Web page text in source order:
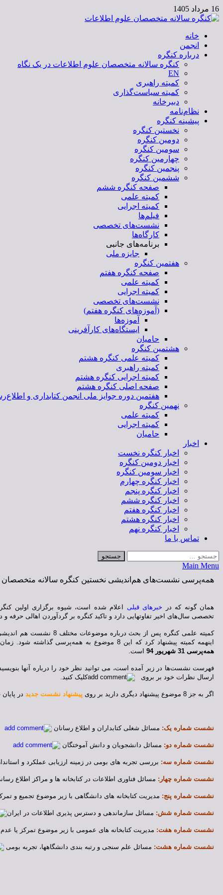
16 مرداد 1405
کنگره سالانه متخصصان علوم اطلاعات
خانه
انجمن
درباره کنگره
کنگره سالانه متخصصان علوم اطلاعات در یک نگاه
EN
کمیته راهبری
کمیته سیاست‌گذاری
دبیرخانه
نظام‌نامه
پیشینه کنگره
نخستین کنگره
دومین کنگره
سومین کنگره
چهارمین کنگره
پنجمین کنگره
ششمین کنگره
صفحه کنگره ششم
کمیته علمی
کمیته اجرایی
فیلم‌ها
نشست‌های تخصصی
کارگاه‌ها
برنامه‌های جانبی
جایزه ملی
هفتمین کنگره
صفحه کنگره هفتم
کمیته علمی
کمیته اجرایی
نشست‌های تخصصی
(آموزه‌های کنگره هفتم)
آموزه‌ها
ایستگاه‌های کارآفرینی
حامیان
هشتمین کنگره
کمیته علمی کنگره هشتم
کمیته راهبری
کمیته اجرایی کنگره هشتم
صفحه اصلی کنگره هشتم
هفتمین دوره جوایز ملی انجمن کتابداری و
نهمین کنگره
کمیته علمی
کمیته اجرایی
حامیان
اخبار
اخبار کنگره نخست
اخبار دومین کنگره
اخبار سومین کنگره
اخبار کنگره چهارم
اخبار کنگره پنجم
اخبار کنگره ششم
اخبار کنگره هفتم
اخبار کنگره هشتم
اخبار کنگره نهم
تماس با ما
Main Menu
همه‌پرسی نشست‌های هم‌اندیشی نخستین کنگره سالانه متخصصان
همان گونه که در خبرهای قبلی اعلام شده است، شیوه برگزاری اولین
تخصصی سال‌های اخیر تفاوتهایی دارد و تاکید کنگره بر گردآوردن اهالی
کمیته علمی کنگره پس از بحث درباره موضوعات مختلف 8 نشست هم اندیشی پیشنهاد کرده که در
اینهمه کمیته پیشنهاد کرد که این 8 موضوع به همه‌پرسی گذاشته شود. زمان آغاز همه‌پرسی روز
همه‌پرسی 31 شهریور
94 است.
فهرست نشست‌ها در زیر آمده است، می توانید نظر خود را درباره آنها
ارسال نظرات خود بر بروی کلیک کنید.
اگر به جز 8 موضوع پیشنهاد دیگری دارید بر روی پیشنهاد نشست جدید در
نشست شماره یک: مسائل شغلی کتابداران و اطلاع رسانان
نشست شماره دو: مسائل دانشجویان و دانش آموختگان
نشست شماره سه: بررسی تجربه های بومی در زمینه ارزیابی عملکرد و
نشست شماره چهار: مسائل فناوری اطلاعات در کتابخانه ها و مراکز اطلاع
نشست شماره پنج: مدیریت کتابخانه های دانشگاهی با زیر موضوع تجمیع و
نشست شماره شش: مسائل سازماندهی و دسترس پذیری اطلاعات در ایران
نشست شماره هفت: مدیریت کتابخانه های عمومی با زیر موضوع تمرکز یا
نشست شماره هشت: مسائل علم سنجی و رتبه بندی دانشگاهها، تجربه بومی